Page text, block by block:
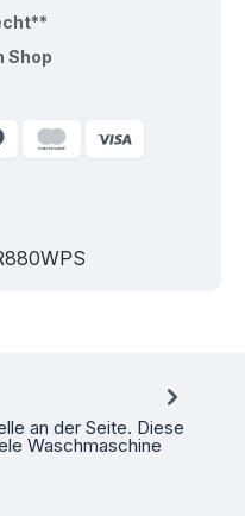
Shop
an der Seite. Diese
Waschmaschine